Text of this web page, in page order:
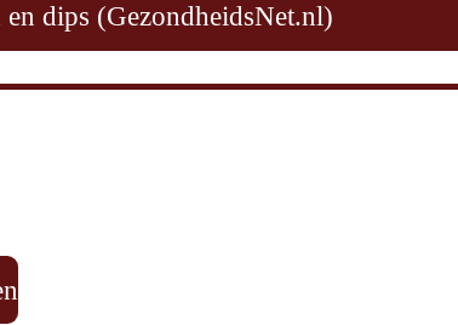
en dips (GezondheidsNet.nl)